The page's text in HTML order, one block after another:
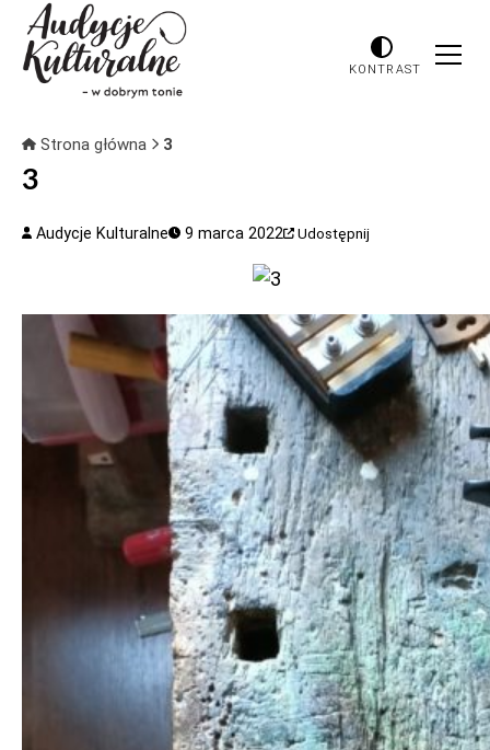
KONTRAST
Strona główna 3
3
Audycje Kulturalne 9 marca 2022 Udostępnij